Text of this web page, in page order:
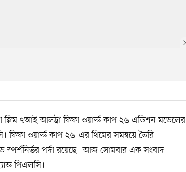
স্লিম ৭আই আলট্রা ফিফা ওয়ার্ল্ড কাপ ২৬ এডিশন মডেলের
ফিফা ওয়ার্ল্ড কাপ ২৬-এর থিমের সমন্বয়ে তৈরি
স্পর্শনির্ভর পর্দা রয়েছে। আজ সোমবার এক সংবাদ
পিএলসি।